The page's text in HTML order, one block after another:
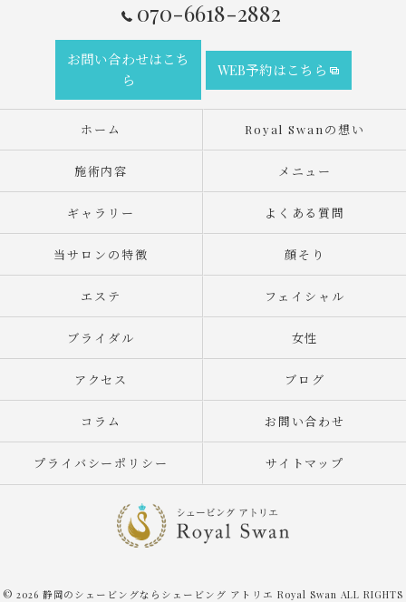
070-6618-2882
お問い合わせはこち
ら
WEB予約はこちら
ホーム Royal Swanの想い
施術内容 メニュー
ギャラリー よくある質問
当サロンの特徴 顔そり
エステ フェイシャル
ブライダル 女性
アクセス ブログ
コラム お問い合わせ
プライバシーポリシー サイトマップ
© 2026 静岡のシェービングならシェービング アトリエ Royal Swan ALL RIGHTS